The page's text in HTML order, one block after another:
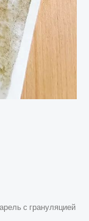
с грануляцией